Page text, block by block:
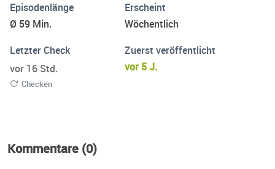
Episodenlänge
Ø 59 Min.
Erscheint
Wöchentlich
Letzter Check
vor 16 Std.
Checken
Zuerst veröffentlicht
vor 5 J.
Kommentare (0)